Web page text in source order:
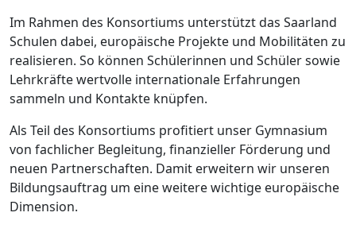
Im Rahmen des Konsortiums unterstützt das Saarland
Schulen dabei, europäische Projekte und Mobilitäten zu
realisieren. So können Schülerinnen und Schüler sowie
Lehrkräfte wertvolle internationale Erfahrungen
sammeln und Kontakte knüpfen.
Als Teil des Konsortiums profitiert unser Gymnasium
von fachlicher Begleitung, finanzieller Förderung und
neuen Partnerschaften. Damit erweitern wir unseren
Bildungsauftrag um eine weitere wichtige europäische
Dimension.